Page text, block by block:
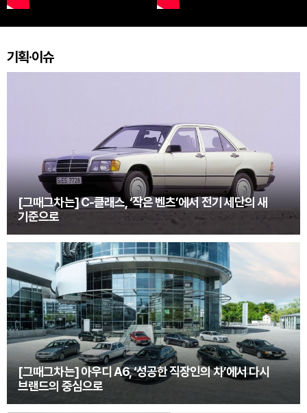
기획·이슈
[그때그차는] C-클래스, ‘작은 벤츠’에서 전기 세단의 새
기준으로
[그때그차는] 아우디 A6, ‘성공한 직장인의 차’에서 다시
브랜드의 중심으로